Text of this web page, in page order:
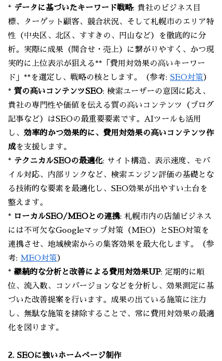
* データに基づいたキーワード戦略: 貴社のビジネス目
標、ターゲット顧客、競合状況、そして札幌市のエリア特
性（中央区、北区、すすきの、円山など）を徹底的に分
析。実際に成果（問合せ・売上）に繋がりやすく、かつ現
実的に上位表示が狙える**「費用対効果の高いキーワー
ド」**を選定し、戦略の核とします。（参考: SEO対策）
* 質の高いコンテンツSEO: 検索ユーザーの意図に応え、
貴社の専門性や価値を伝える質の高いコンテンツ（ブログ
記事など）はSEOの最重要要素です。AIツールも活用
し、 効率的かつ効果的に、費用対効果の高いコンテンツ作
成を支援します。
* テクニカルSEOの最適化: サイト構造、表示速度、モバ
イル対応、内部リンクなど、検索エンジン評価の基礎とな
る技術的な要素を最適化し、SEO効果が出やすい土台を
整えます。
* ローカルSEO/MEOとの連携: 札幌市内の店舗ビジネス
には不可欠なGoogleマップ対策（MEO）とSEO対策を
連携させ、地域検索からの集客効果を最大化します。（参
考: MEO対策）
* 継続的な分析と改善による費用対効果UP: 定期的に順
位、流入数、コンバージョンなどを分析し、効果測定に基
づいた改善提案を行います。成果の出ている施策に注力
し、無駄な施策を排除することで、常に費用対効果の最適
化を図ります。
2. SEOに強いホームページ制作